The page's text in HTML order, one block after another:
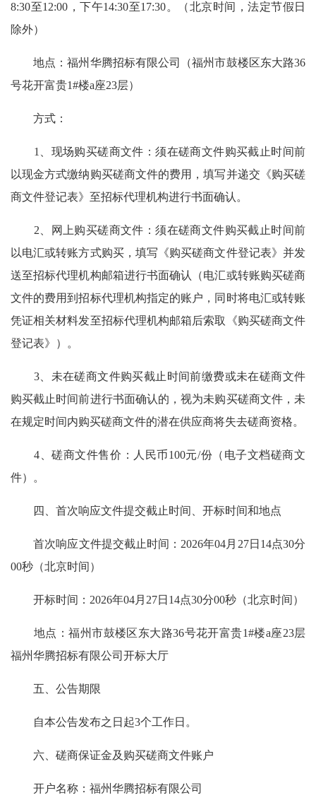
8:30至12:00，下午14:30至17:30。（北京时间，法定节假日
除外）
地点：福州华腾招标有限公司（福州市鼓楼区东大路36
号花开富贵1#楼a座23层）
方式：
1、现场购买磋商文件：须在磋商文件购买截止时间前
以现金方式缴纳购买磋商文件的费用，填写并递交《购买磋
商文件登记表》至招标代理机构进行书面确认。
2、网上购买磋商文件：须在磋商文件购买截止时间前
以电汇或转账方式购买，填写《购买磋商文件登记表》并发
送至招标代理机构邮箱进行书面确认（电汇或转账购买磋商
文件的费用到招标代理机构指定的账户，同时将电汇或转账
凭证相关材料发至招标代理机构邮箱后索取《购买磋商文件
登记表》）。
3、未在磋商文件购买截止时间前缴费或未在磋商文件
购买截止时间前进行书面确认的，视为未购买磋商文件，未
在规定时间内购买磋商文件的潜在供应商将失去磋商资格。
4、磋商文件售价：人民币100元/份（电子文档磋商文
件）。
四、首次响应文件提交截止时间、开标时间和地点
首次响应文件提交截止时间：2026年04月27日14点30分
00秒（北京时间）
开标时间：2026年04月27日14点30分00秒（北京时间）
地点：福州市鼓楼区东大路36号花开富贵1#楼a座23层
福州华腾招标有限公司开标大厅
五、公告期限
自本公告发布之日起3个工作日。
六、磋商保证金及购买磋商文件账户
开户名称：福州华腾招标有限公司